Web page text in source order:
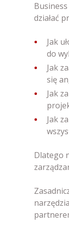
działać
Jak
do
Jak
się
Jak
Jak
Dlatego